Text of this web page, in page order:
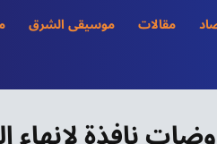
مقالات موسيقى الشرق